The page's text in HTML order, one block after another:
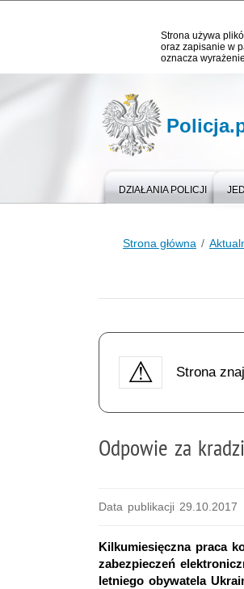
Strona używa
oraz zapisanie w
oznacza
DZIAŁANIA POLICJI
Strona główna
Strona
Odpowie za
Data publikacji 29.10.2017
Kilkumiesięczna praca
zabezpieczeń
letniego obywatela